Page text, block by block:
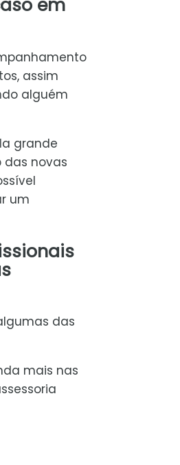
em
assim
alguém
grande
novas
um
das
mais nas